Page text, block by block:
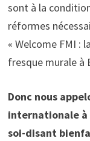
sont à la
réformes
« Welcome FMI :
fresque murale à
Donc nous
internationale à
soi-disant